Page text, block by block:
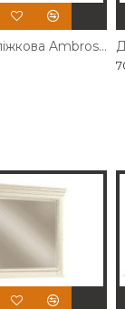
Тумба приліжкова Ambrosh Ashley